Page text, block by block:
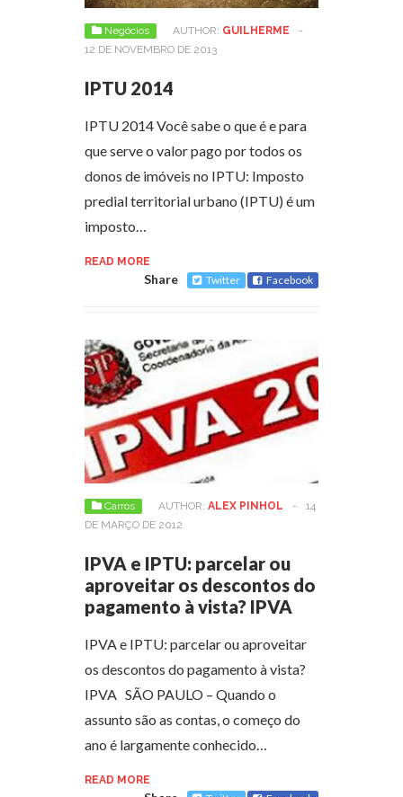
Negócios AUTHOR: GUILHERME
-
12 DE NOVEMBRO DE 2013
IPTU 2014
IPTU 2014 Você sabe o que é e para
que serve o valor pago por todos os
donos de imóveis no IPTU: Imposto
predial territorial urbano (IPTU) é um
imposto…
READ MORE
Share Twitter Facebook
Carros AUTHOR: ALEX PINHOL -
14
DE MARÇO DE 2012
IPVA e IPTU: parcelar ou
aproveitar os descontos do
pagamento à vista? IPVA
IPVA e IPTU: parcelar ou aproveitar
os descontos do pagamento à vista?
IPVA SÃO PAULO – Quando o
assunto são as contas, o começo do
ano é largamente conhecido…
READ MORE